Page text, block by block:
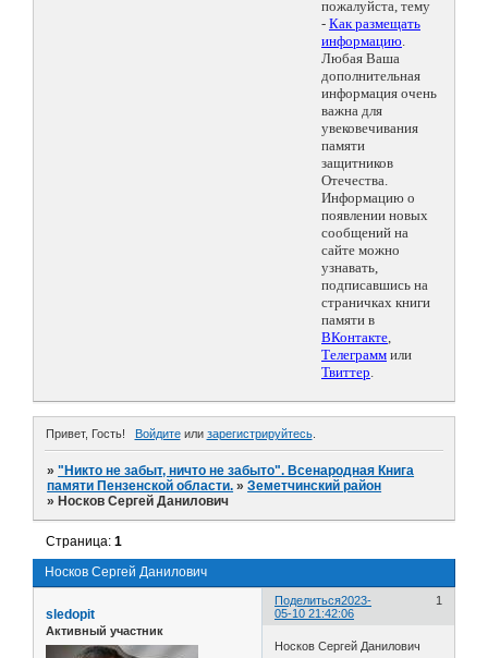
пожалуйста, тему
- Как размещать
информацию.
Любая Ваша
дополнительная
информация очень
важна для
увековечивания
памяти
защитников
Отечества.
Информацию о
появлении новых
сообщений на
сайте можно
узнавать,
подписавшись на
страничках книги
памяти в
ВКонтакте,
Телеграмм или
Твиттер.
Привет, Гость! Войдитеили зарегистрируйтесь.
»"Никто не забыт, ничто не забыто". Всенародная Книга
памяти Пензенской области. »Земетчинский район
» Носков Сергей Данилович
Носков Сергей Данилович
Страница:1
Поделиться 1
2023-
05-10 21:42:06
sledopit
Активный участник
Носков Сергей Данилович